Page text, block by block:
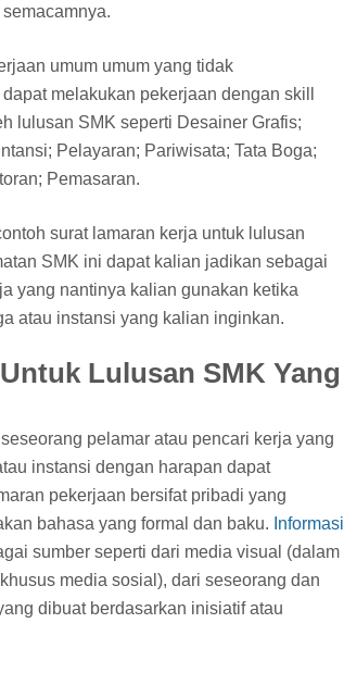
umum umum yang tidak
melakukan pekerjaan dengan skill
lulusan SMK seperti Desainer Grafis;
Pelayaran; Pariwisata; Tata Boga;
Pemasaran.
surat lamaran kerja untuk lulusan
SMK ini dapat kalian jadikan sebagai
yang nantinya kalian gunakan ketika
atau instansi yang kalian inginkan.
Lulusan SMK Yang
pelamar atau pencari kerja yang
instansi dengan harapan dapat
pekerjaan bersifat pribadi yang
bahasa yang formal dan baku. Informasi
sumber seperti dari media visual (dalam
media sosial), dari seseorang dan
dibuat berdasarkan inisiatif atau